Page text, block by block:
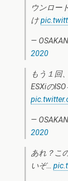
ウンロー
け
—
2020
もう１回
ESXiの
—
2020
あれ？こ
いぞ…